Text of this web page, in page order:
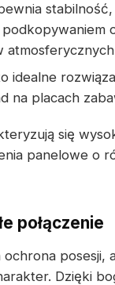
idealne
na placach
się
panelowe o
połączenie
Dzięki